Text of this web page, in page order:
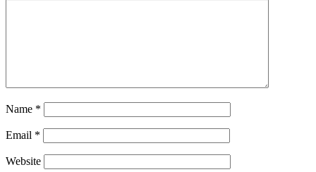
Name *
Email *
Website